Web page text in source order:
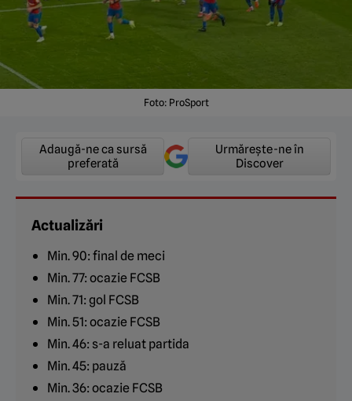
Foto: ProSport
Adaugă-ne ca sursă
preferată
Urmărește-ne în
Discover
Actualizări
Min. 90: final de meci
Min. 77: ocazie FCSB
Min. 71: gol FCSB
Min. 51: ocazie FCSB
Min. 46: s-a reluat partida
Min. 45: pauză
Min. 36: ocazie FCSB